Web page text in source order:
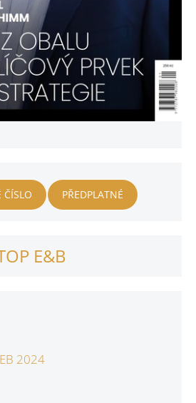
ČÍSLO PŘEDPLATNÉ
E&B
2024